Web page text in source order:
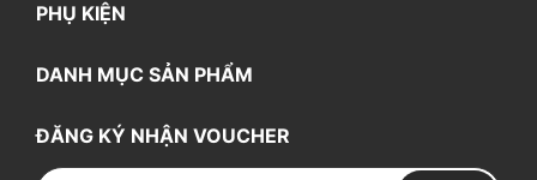
PHỤ KIỆN
DANH MỤC SẢN PHẨM
ĐĂNG KÝ NHẬN VOUCHER